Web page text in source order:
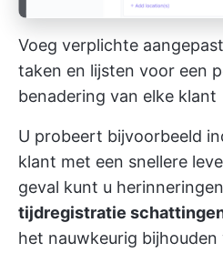
Voeg verplichte
taken en lijsten voor een
benadering van elke klant
U probeert bijvoorbeeld
klant met een snellere
geval kunt u
tijdregistratie
het nauwkeurig bijhouden